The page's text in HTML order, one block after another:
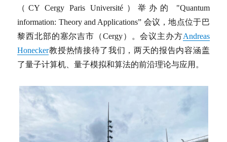
（CY Cergy Paris Université）举办的 "Quantum
information: Theory and Applications” 会议，地点位于巴
黎西北部的塞尔吉市（Cergy）。会议主办方Andreas
Honecker教授热情接待了我们，两天的报告内容涵盖
了量子计算机、量子模拟和算法的前沿理论与应用。